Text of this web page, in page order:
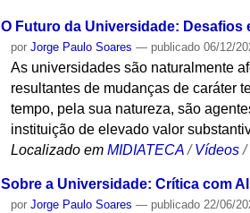
O Futuro da Universidade: Desafios
porJorge Paulo Soares — publicado 06/12/
As universidades são naturalmente
resultantes de mudanças de caráter
tempo, pela sua natureza, são
instituição de elevado valor
Localizado em MIDIATECA /Vídeos /
Sobre a Universidade: Crítica com
porJorge Paulo Soares — publicado 22/06/